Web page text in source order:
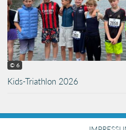
© 6
Kids-Triathlon 2026